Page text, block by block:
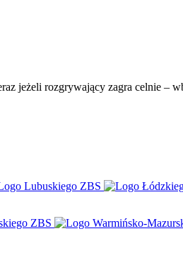
jeżeli rozgrywający zagra celnie –